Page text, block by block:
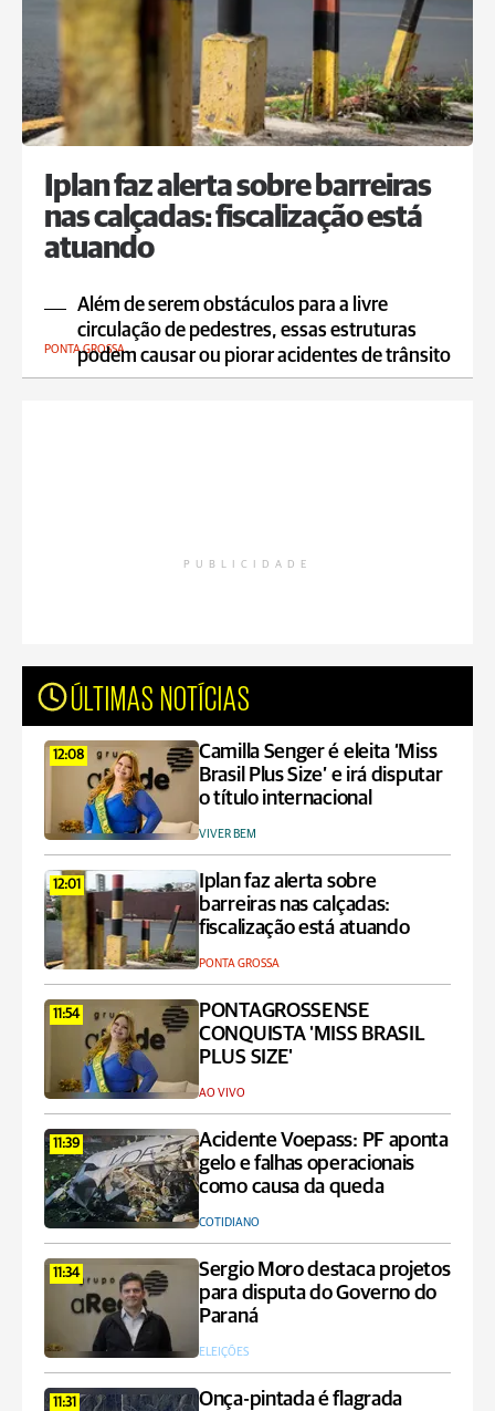
Iplan faz alerta sobre barreiras
nas calçadas: fiscalização está
atuando
Além de serem obstáculos para a livre
circulação de pedestres, essas estruturas
podem causar ou piorar acidentes de trânsito
PONTA GROSSA
PUBLICIDADE
ÚLTIMAS NOTÍCIAS
12:08
Camilla Senger é eleita ‘Miss
Brasil Plus Size’ e irá disputar
o título internacional
VIVER BEM
12:01
Iplan faz alerta sobre
barreiras nas calçadas:
fiscalização está atuando
PONTA GROSSA
11:54
PONTAGROSSENSE
CONQUISTA 'MISS BRASIL
PLUS SIZE'
AO VIVO
11:39
Acidente Voepass: PF aponta
gelo e falhas operacionais
como causa da queda
COTIDIANO
11:34
Sergio Moro destaca projetos
para disputa do Governo do
Paraná
ELEIÇÕES
11:31
Onça-pintada é flagrada